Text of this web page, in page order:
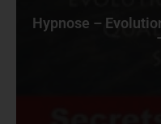
Hypnose –